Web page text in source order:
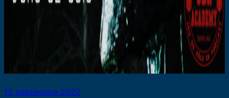
12 septembre 2022